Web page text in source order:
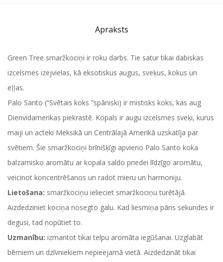
Apraksts
Green Tree smaržkociņi ir roku darbs. Tie satur tikai dabiskas
izcelsmes izejvielas, kā eksotiskus augus, sveķus, kokus un
eļļas.
Palo Santo (“Svētais koks ”spāniski) ir mistisks koks, kas aug
Dienvidamerikas piekrastē. Kopals ir augu izcelsmes sveķi, kurus
maiji un acteki Meksikā un Centrālajā Amerikā uzskatīja par
svētiem. Šie smaržkociņi brīnišķīgi apvieno Palo Santo koka
balzamisko aromātu ar kopala saldo priedei līdzīgo aromātu,
veicinot koncentrēšanos un radot mieru un harmoniju.
Lietošana: smaržkociņu ielieciet smaržkociņu turētājā.
Aizdedziniet kociņa nosegto galu. Kad liesmiņa pāris sekundes ir
degusi, tad nopūtiet to.
Uzmanību: izmantot tikai telpu aromāta iegūšanai. Uzglabāt
bērniem un dzīvniekiem nepieejamā vietā. Aizdedzināt tikai